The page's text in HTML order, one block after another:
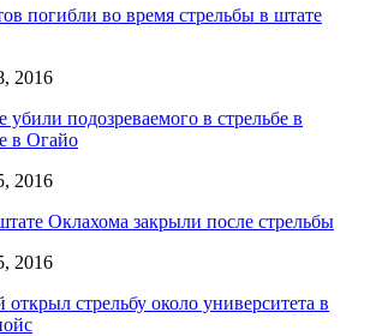
погибли во время стрельбы в штате
2016
подозреваемого в стрельбе в
в Огайо
2016
Оклахома закрыли после стрельбы
2016
стрельбу около университета в